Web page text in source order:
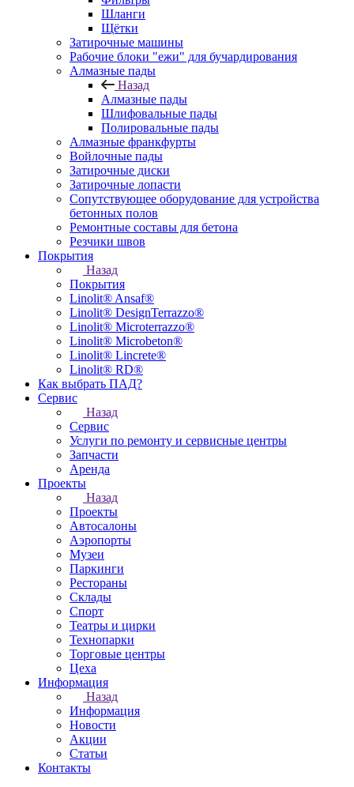
Шланги
Щётки
Затирочные машины
Рабочие блоки "ежи" для бучардирования
Алмазные пады
Назад
Алмазные пады
Шлифовальные пады
Полировальные пады
Алмазные франкфурты
Войлочные пады
Затирочные диски
Затирочные лопасти
Сопутствующее оборудование для устройства
бетонных полов
Ремонтные составы для бетона
Резчики швов
Покрытия
Назад
Покрытия
Linolit® Ansaf®
Linolit® DesignTerrazzo®
Linolit® Microterrazzo®
Linolit® Microbeton®
Linolit® Lincrete®
Linolit® RD®
Как выбрать ПАД?
Сервис
Назад
Сервис
Услуги по ремонту и сервисные центры
Запчасти
Аренда
Проекты
Назад
Проекты
Автосалоны
Аэропорты
Музеи
Паркинги
Рестораны
Склады
Спорт
Театры и цирки
Технопарки
Торговые центры
Цеха
Информация
Назад
Информация
Новости
Акции
Статьи
Контакты